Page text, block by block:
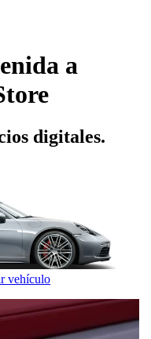
a
digitales.
vehículo